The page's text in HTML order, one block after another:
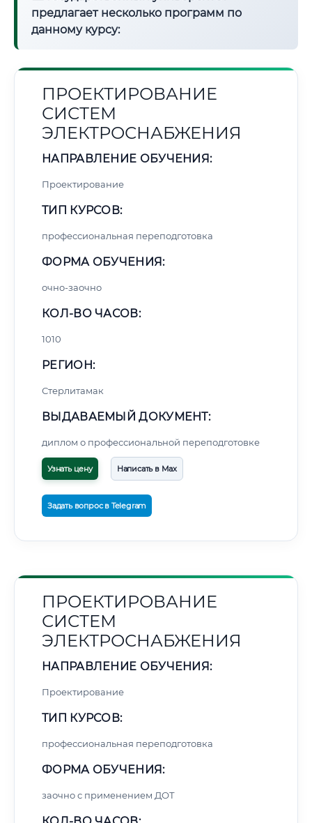
предлагает несколько программ по
данному курсу:
ПРОЕКТИРОВАНИЕ
СИСТЕМ
ЭЛЕКТРОСНАБЖЕНИЯ
НАПРАВЛЕНИЕ ОБУЧЕНИЯ:
Проектирование
ТИП КУРСОВ:
профессиональная переподготовка
ФОРМА ОБУЧЕНИЯ:
очно-заочно
КОЛ-ВО ЧАСОВ:
1010
РЕГИОН:
Стерлитамак
ВЫДАВАЕМЫЙ ДОКУМЕНТ:
диплом о профессиональной переподготовке
Узнать цену Написать в Max
Задать вопрос в Telegram
ПРОЕКТИРОВАНИЕ
СИСТЕМ
ЭЛЕКТРОСНАБЖЕНИЯ
НАПРАВЛЕНИЕ ОБУЧЕНИЯ:
Проектирование
ТИП КУРСОВ:
профессиональная переподготовка
ФОРМА ОБУЧЕНИЯ:
заочно с применением ДОТ